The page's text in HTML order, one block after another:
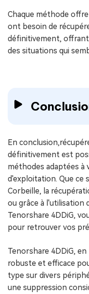
Chaque méthode
ont besoin de
définitivement, offrant
des situations qui
En
définitivement est
méthodes adaptées à
d'exploitation. Que ce
Corbeille, la
ou grâce à l'utilisation
Tenorshare 4DDiG,
pour retrouver vos
Tenorshare 4DDiG,
robuste et efficace
type sur divers
une suppression